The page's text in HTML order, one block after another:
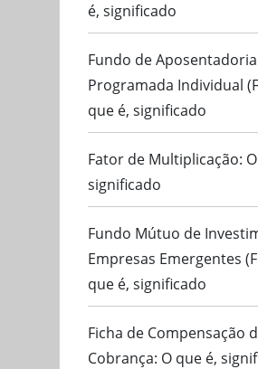
é, significado
Fundo de Aposentadoria
Programada Individual
que é, significado
Fator de Multiplicação:
significado
Fundo Mútuo de
Empresas Emergentes
que é, significado
Ficha de Compensação
Cobrança: O que é,